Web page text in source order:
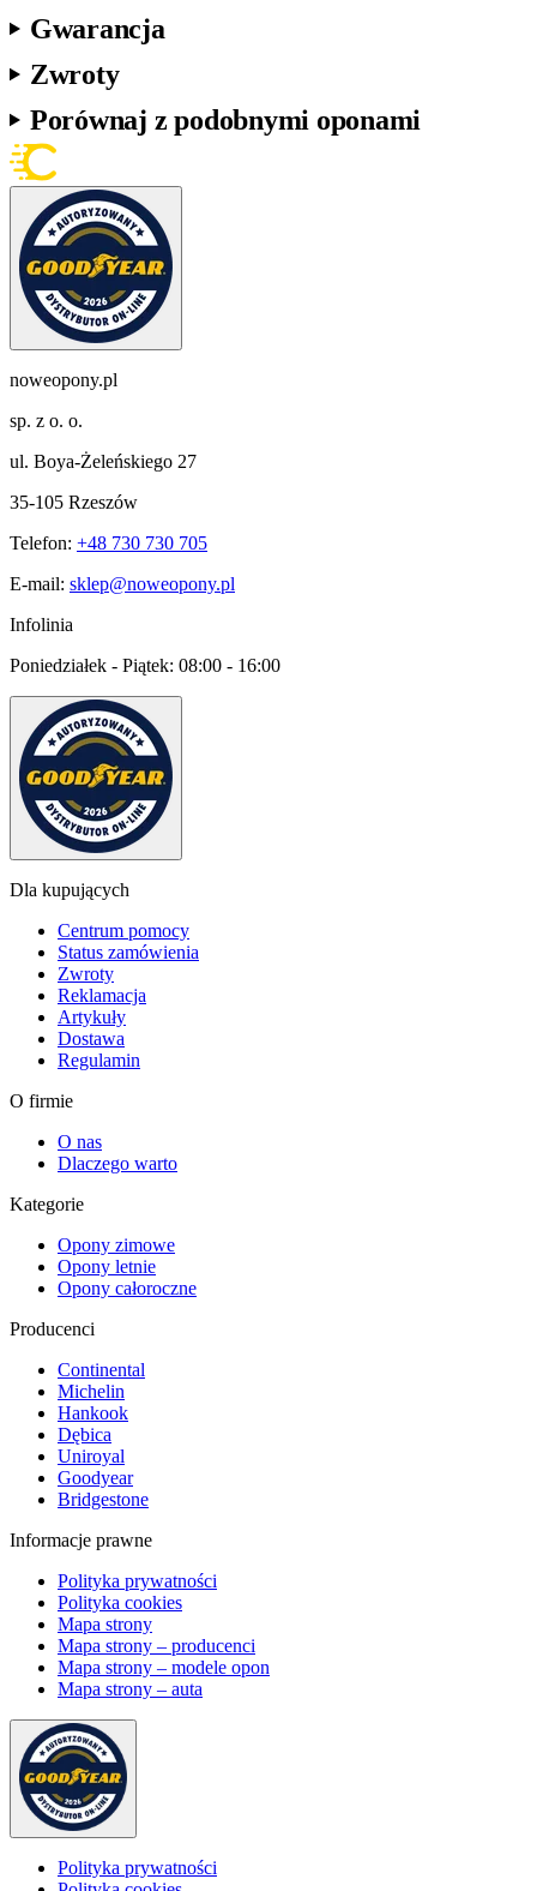
Gwarancja
Zwroty
Porównaj z podobnymi oponami
noweopony.pl
sp. z o. o.
ul. Boya-Żeleńskiego 27
35-105 Rzeszów
Telefon: +48 730 730 705
E-mail: sklep@noweopony.pl
Infolinia
Poniedziałek - Piątek: 08:00 - 16:00
Dla kupujących
Centrum pomocy
Status zamówienia
Zwroty
Reklamacja
Artykuły
Dostawa
Regulamin
O firmie
O nas
Dlaczego warto
Kategorie
Opony zimowe
Opony letnie
Opony całoroczne
Producenci
Continental
Michelin
Hankook
Dębica
Uniroyal
Goodyear
Bridgestone
Informacje prawne
Polityka prywatności
Polityka cookies
Mapa strony
Mapa strony – producenci
Mapa strony – modele opon
Mapa strony – auta
Polityka prywatności